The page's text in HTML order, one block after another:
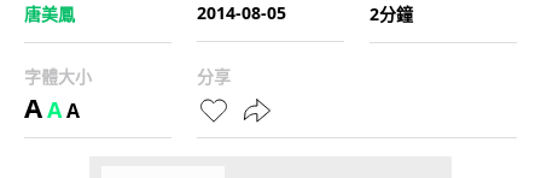
唐美鳳
2014-08-05
2分鐘
字體大小
AAA
分享